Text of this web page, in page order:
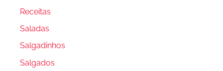
Receitas
Saladas
Salgadinhos
Salgados